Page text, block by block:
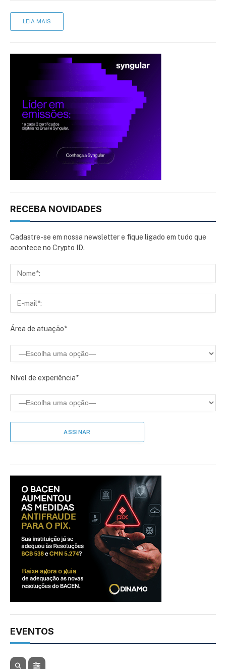
LEIA MAIS
RECEBA NOVIDADES
Cadastre-se em nossa newsletter e fique ligado em tudo que
acontece no Crypto ID.
Área de atuação*
Nível de experiência*
EVENTOS